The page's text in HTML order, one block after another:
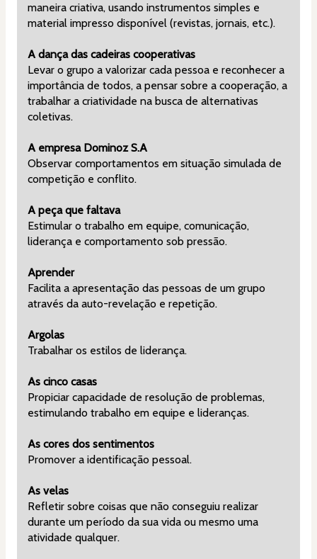
maneira criativa, usando instrumentos simples e
material impresso disponível (revistas, jornais, etc.).
A dança das cadeiras cooperativas
Levar o grupo a valorizar cada pessoa e reconhecer a
importância de todos, a pensar sobre a cooperação, a
trabalhar a criatividade na busca de alternativas
coletivas.
A empresa Dominoz S.A
Observar comportamentos em situação simulada de
competição e conflito.
A peça que faltava
Estimular o trabalho em equipe, comunicação,
liderança e comportamento sob pressão.
Aprender
Facilita a apresentação das pessoas de um grupo
através da auto-revelação e repetição.
Argolas
Trabalhar os estilos de liderança.
As cinco casas
Propiciar capacidade de resolução de problemas,
estimulando trabalho em equipe e lideranças.
As cores dos sentimentos
Promover a identificação pessoal.
As velas
Refletir sobre coisas que não conseguiu realizar
durante um período da sua vida ou mesmo uma
atividade qualquer.